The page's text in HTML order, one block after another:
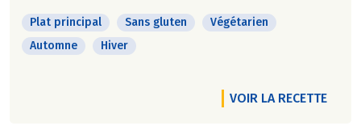
Plat principal Sans gluten
Végétarien
Automne
Hiver
VOIR LA RECETTE